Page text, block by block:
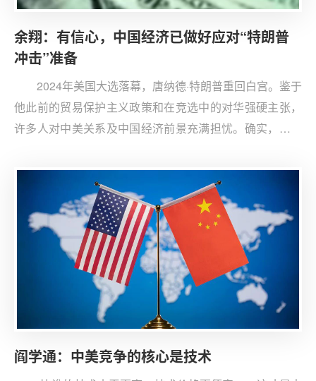
余翔：有信心，中国经济已做好应对“特朗普
冲击”准备
2024年美国大选落幕，唐纳德·特朗普重回白宫。鉴于
他此前的贸易保护主义政策和在竞选中的对华强硬主张，
许多人对中美关系及中国经济前景充满担忧。确实，特朗
策层面来看，这种冲击在一定程度上已被预期到和有所消
化（priced in），“特朗普交易”早已开始。因此，我们有理
由更为冷静地分析，特朗普上台对中国经济的实际冲击可
能并没有想象中那么大，甚至可能加速国内创新和产业升
阎学通：中美竞争的核心是技术